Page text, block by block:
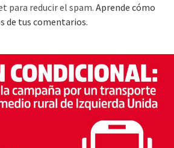
para reducir el spam. Aprende cómo
de tus comentarios.